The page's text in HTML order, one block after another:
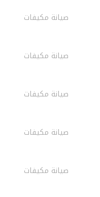
صيانة مكيفات
صيانة مكيفات
صيانة مكيفات
صيانة مكيفات
صيانة مكيفات